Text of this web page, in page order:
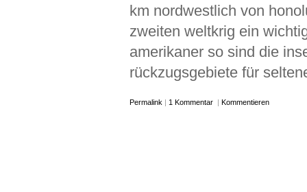
km nordwestlich von
zweiten weltkrig ein
amerikaner so sind die
rückzugsgebiete für
Permalink | 1 Kommentar | Kommentieren